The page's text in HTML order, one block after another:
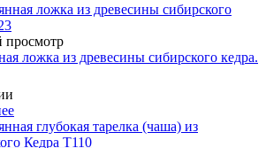
просмотр
ложка из древесины сибирского кедра.